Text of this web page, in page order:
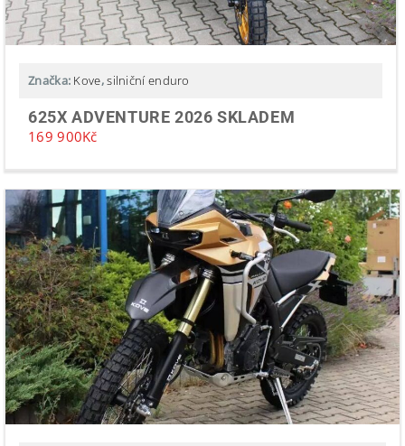
Značka: Kove,silniční enduro
625X ADVENTURE 2026 SKLADEM
169 900Kč